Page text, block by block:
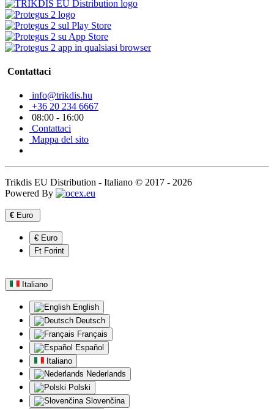
Contattaci
info@trikdis.hu
+36 20 234 6667
08:00 - 16:00
Contattaci
Mappa del sito
Trikdis EU Distribution - Italiano © 2017 - 2026
Powered By
€ Euro
€ Euro
Ft Forint
Italiano
English
Deutsch
Français
Español
Italiano
Nederlands
Polski
Slovenčina